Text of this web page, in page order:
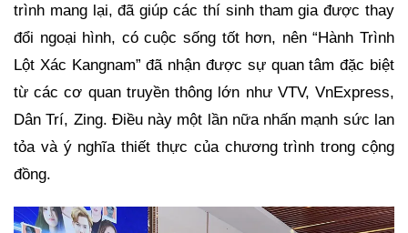
trình mang lại, đã giúp các thí sinh tham gia được thay
đổi ngoại hình, có cuộc sống tốt hơn, nên “Hành Trình
Lột Xác Kangnam” đã nhận được sự quan tâm đặc biệt
từ các cơ quan truyền thông lớn như VTV, VnExpress,
Dân Trí, Zing. Điều này một lần nữa nhấn mạnh sức lan
tỏa và ý nghĩa thiết thực của chương trình trong cộng
đồng.